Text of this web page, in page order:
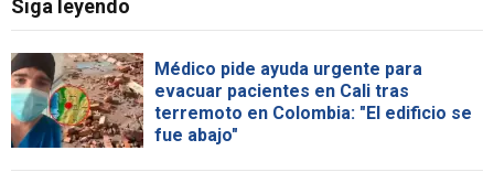
Siga leyendo
Médico pide ayuda urgente para
evacuar pacientes en Cali tras
terremoto en Colombia: "El edificio se
fue abajo"